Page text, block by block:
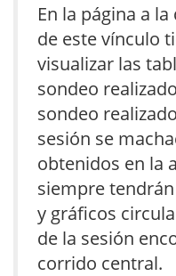
En la página a
de este vínculo
visualizar las
sondeo
sondeo
sesión se
obtenidos en la
siempre
y gráficos
de la sesión
corrido central.